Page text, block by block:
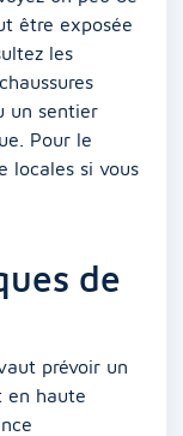
être exposée
les
un sentier
Pour le
locales si vous
de
prévoir un
en haute